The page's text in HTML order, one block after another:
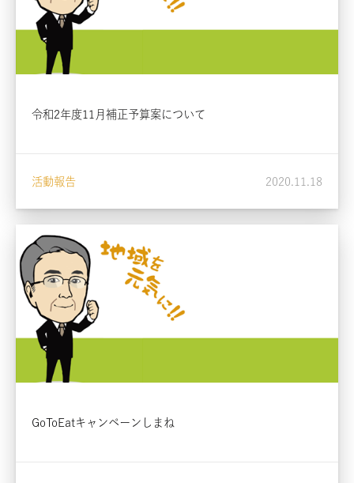
令和2年度11月補正予算案について
活動報告 2020.11.18
GoToEatキャンペーンしまね